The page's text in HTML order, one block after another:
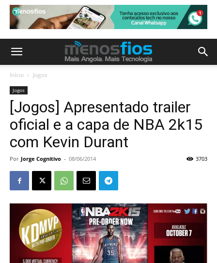
Início Jogos
Jogos
[Jogos] Apresentado trailer
oficial e a capa de NBA 2k15
com Kevin Durant
Por Jorge Cognitivo - 08/06/2014 3703